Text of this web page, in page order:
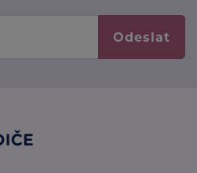
Odeslat